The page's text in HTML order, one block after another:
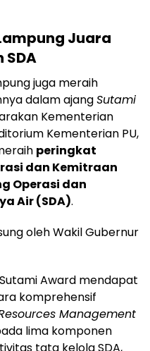
Juara
SDA
juga meraih
dalam ajangSutami
Kementerian
Kementerian PU,
peringkat
dan Kemitraan
Operasi dan
Air (SDA).
oleh Wakil Gubernur
Award mendapat
komprehensif
Management
lima komponen
tata kelola SDA,